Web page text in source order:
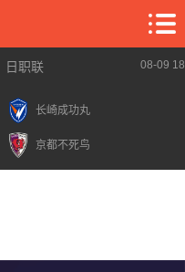
日职联 08-09
长崎成功丸
京都不死鸟